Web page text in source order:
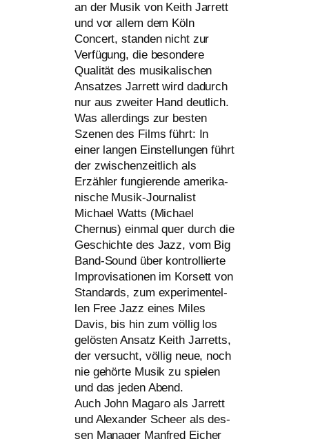
an der Musik von Keith Jarrett
und vor allem dem Köln
Concert, stan­den nicht zur
Verfügung, die beson­de­re
Qualität des musi­ka­li­schen
Ansatzes Jarrett wird dadurch
nur aus zwei­ter Hand deut­lich.
Was aller­dings zur bes­ten
Szenen des Films führt: In
einer lan­gen Einstellungen führt
der zwi­schen­zeit­lich als
Erzähler fun­gie­ren­de ame­ri­ka­
ni­sche Musik-Journalist
Michael Watts (Michael
Chernus) ein­mal quer durch die
Geschichte des Jazz, vom Big
Band-Sound über kon­trol­lier­te
Improvisationen im Korsett von
Standards, zum expe­ri­men­tel­
len Free Jazz eines Miles
Davis, bis hin zum völ­lig los
gelös­ten Ansatz Keith Jarretts,
der ver­sucht, völ­lig neue, noch
nie gehör­te Musik zu spie­len
und das jeden Abend.
Auch John Magaro als Jarrett
und Alexander Scheer als des­
sen Manager Manfred Eicher